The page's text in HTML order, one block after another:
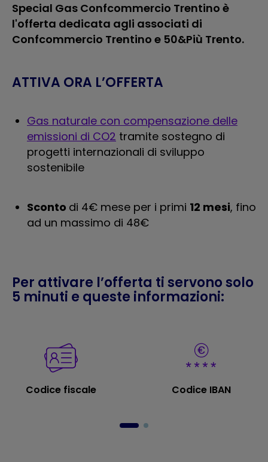
Special Gas Confcommercio Trentino è
l'offerta dedicata agli associati di
Confcommercio Trentino e 50&Più Trento.
ATTIVA ORA L’OFFERTA
Gas naturale con compensazione delle
emissioni di CO2 tramite sostegno di
progetti internazionali di sviluppo
sostenibile
Sconto di 4€ mese per i primi 12 mesi, fino
ad un massimo di 48€
Per attivare l’offerta ti servono solo
5 minuti e queste informazioni:
Codice fiscale Codice IBAN